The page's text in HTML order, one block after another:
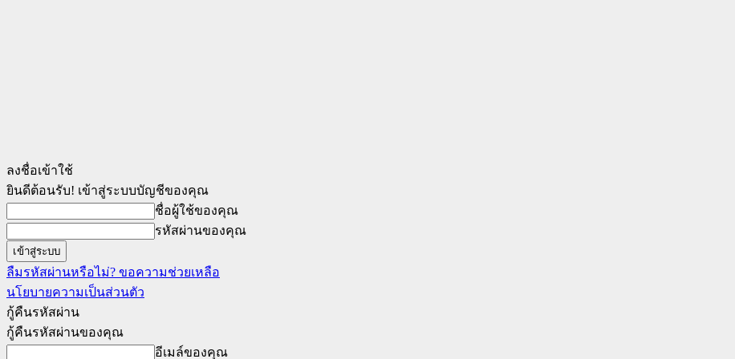
ลงชื่อเข้าใช้
ยินดีต้อนรับ! เข้าสู่ระบบบัญชีของคุณ
ชื่อผู้ใช้ของคุณ
รหัสผ่านของคุณ
ลืมรหัสผ่านหรือไม่? ขอความช่วยเหลือ
นโยบายความเป็นส่วนตัว
กู้คืนรหัสผ่าน
กู้คืนรหัสผ่านของคุณ
อีเมล์ของคุณ